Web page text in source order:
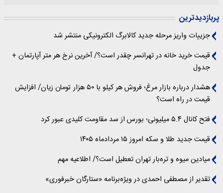
پربازدیدترین
جزییات واریز مرحله جدید کالابرگ الکترونیکی منتشر شد
قیمت خرید خانه در تهرانسر چقدر است؟/ آخرین نرخ هر متر آپارتمان +
جدول
هشدار درباره بازار مرغ؛ فروش هر کیلو با ۵۰ هزار تومان زیان/ افزایش
قیمت در راه است؟
فتح کانال ۵.۴ میلیونی؛ بورس از سد مقاومت کلیدی عبور کرد
قیمت جدید طلا و سکه امروز ۱۵ مردادماه ۱۴۰۵
میادین میوه و تره‌بار تهران تعطیل است؟/ اطلاعیه مهم
تقدیر از مصطفی احمدی در ویژه‌برنامه «ستارگان خبرفوری»